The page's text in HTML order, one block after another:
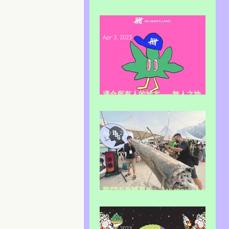
適合所有人的地方——無人之地
Apr 3, 2023
戰鬥中泰國男孩——channel weed
Apr 3, 2023